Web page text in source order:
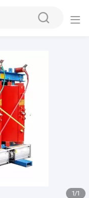
1/1